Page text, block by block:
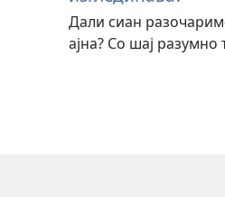
Дали сиан
ајна? Со шај разумно